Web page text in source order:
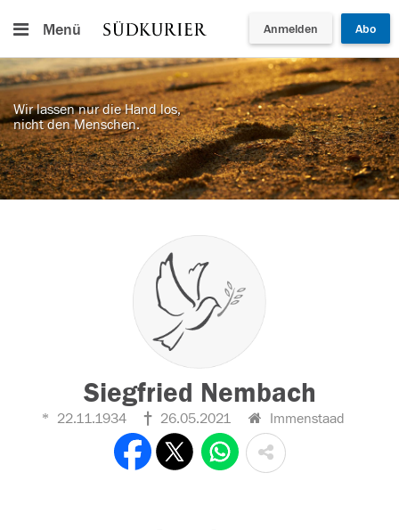
Menü Anmelden Abo
Wir lassen nur die Hand los,
nicht den Menschen.
Siegfried Nembach
22.11.1934 26.05.2021 Immenstaad